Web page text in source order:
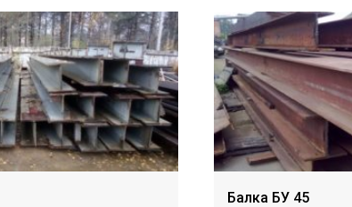
Балка БУ 45